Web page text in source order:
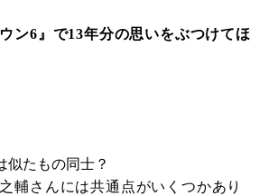
ン6』で13年分の思いをぶつけてほ
似たもの同士？
輔さんには共通点がいくつかあり